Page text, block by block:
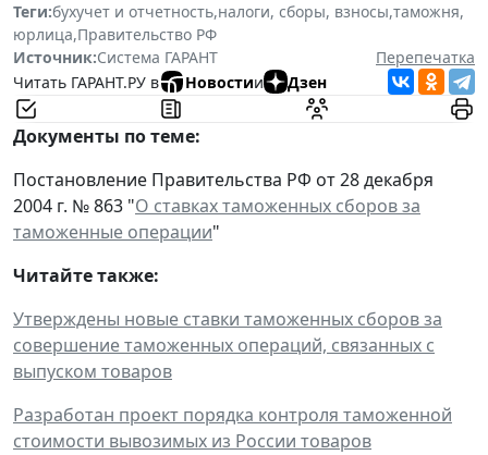
Теги:бухучет и отчетность,налоги, сборы, взносы,таможня,
юрлица,Правительство РФ
Источник:Система ГАРАНТ
Перепечатка
Читать ГАРАНТ.РУ в
Новостии Дзен
Документы по теме:
Постановление Правительства РФ от 28 декабря
2004 г. № 863 "О ставках таможенных сборов за
таможенные операции"
Читайте также:
Утверждены новые ставки таможенных сборов за
совершение таможенных операций, связанных с
выпуском товаров
Разработан проект порядка контроля таможенной
стоимости вывозимых из России товаров